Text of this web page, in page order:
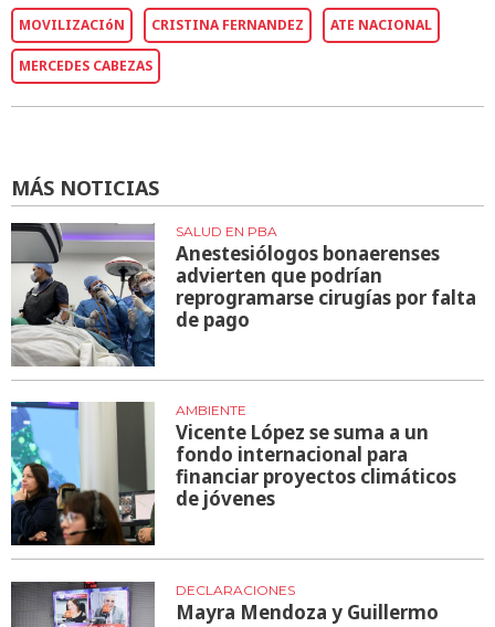
MOVILIZACIóN CRISTINA FERNANDEZ ATE NACIONAL
MERCEDES CABEZAS
MÁS NOTICIAS
SALUD EN PBA
Anestesiólogos bonaerenses
advierten que podrían
reprogramarse cirugías por falta
de pago
AMBIENTE
Vicente López se suma a un
fondo internacional para
financiar proyectos climáticos
de jóvenes
DECLARACIONES
Mayra Mendoza y Guillermo